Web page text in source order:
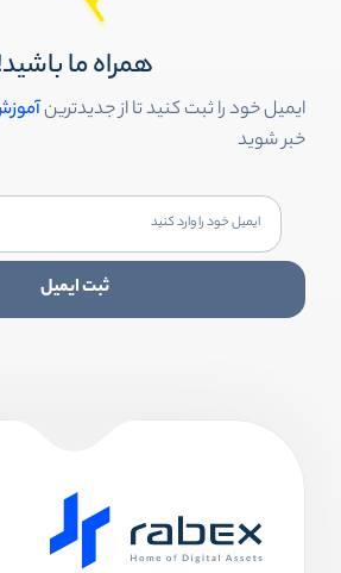
همراه ما
ایمیل خود را ثبت کنید تا از جدیدترین
خبر شوید
ثبت ایمیل